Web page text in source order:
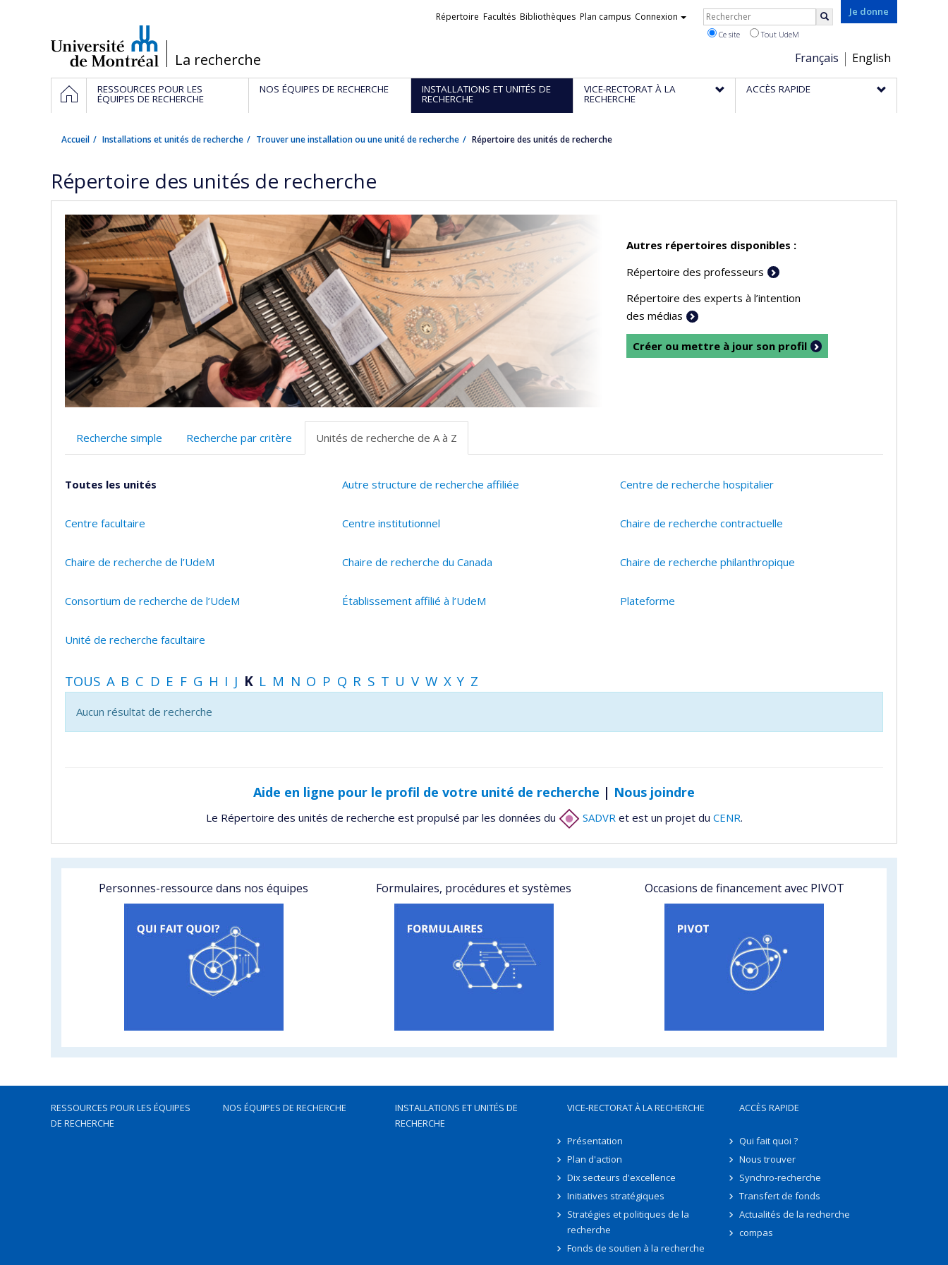
/La recherche
Je donne
Choix
de
la
Français English
Liens
Répertoire Facultés Bibliothèques Plan campus Connexion Rechercher
Ce site Tout UdeM
Navigation
principale
ACCUEILRESSOURCES POUR LES
ÉQUIPES DE RECHERCHE
NOS ÉQUIPES DE RECHERCHE INSTALLATIONS ET UNITÉS DE
RECHERCHE
VICE-RECTORAT À LA
RECHERCHE
ACCÈS RAPIDE
Accueil Installations et unités de recherche Trouver une installation ou une unité de recherche Répertoire des unités de recherche
Répertoire des unités de recherche
Autres répertoires disponibles :
Répertoire des professeurs
Répertoire des experts à l’intention
des médias
Créer ou mettre à jour son profil
Recherche simple Recherche par critère Unités de recherche de A à Z
Toutes les unités Autre structure de recherche affiliée Centre de recherche hospitalier
Centre facultaire Centre institutionnel Chaire de recherche contractuelle
Chaire de recherche de l’UdeM Chaire de recherche du Canada Chaire de recherche philanthropique
Consortium de recherche de l’UdeM Établissement affilié à l’UdeM Plateforme
Unité de recherche facultaire
TOUS A B C D E F G H I J K L M N O P Q R S T U V W X Y Z
Aucun résultat de recherche
Aide en ligne pour le profil de votre unité de recherche | Nous joindre
Le Répertoire des unités de recherche est propulsé par les données du SADVR et est un projet du CENR.
Personnes-ressource dans nos équipes Formulaires, procédures et systèmes Occasions de financement avec PIVOT
RESSOURCES POUR LES ÉQUIPES
DE RECHERCHE
NOS ÉQUIPES DE RECHERCHE
INSTALLATIONS ET UNITÉS DE
RECHERCHE
VICE-RECTORAT À LA RECHERCHE
Présentation
Plan d'action
Dix secteurs d'excellence
Initiatives stratégiques
Stratégies et politiques de la
recherche
Fonds de soutien à la recherche
ACCÈS RAPIDE
Qui fait quoi ?
Nous trouver
Synchro-recherche
Transfert de fonds
Actualités de la recherche
compas